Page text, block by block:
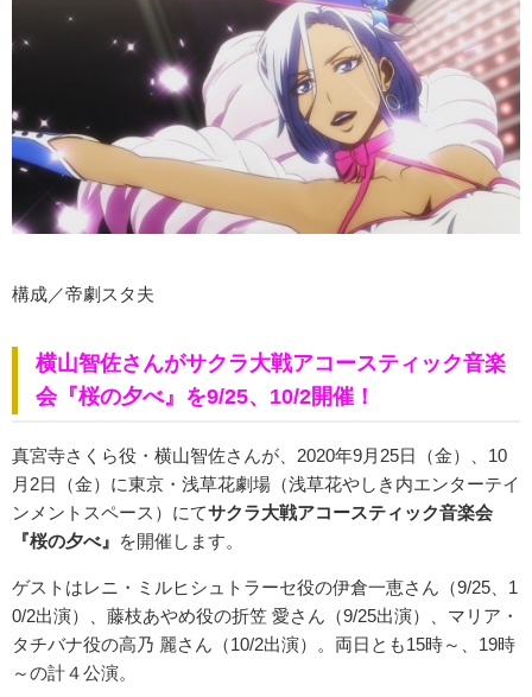
構成／帝劇スタ夫
横山智佐さんがサクラ大戦アコースティック音楽
会『桜の夕べ』を9/25、10/2開催！
真宮寺さくら役・横山智佐さんが、2020年9月25日（金）、10
月2日（金）に東京・浅草花劇場（浅草花やしき内エンターテイ
ンメントスペース）にてサクラ大戦アコースティック音楽会
『桜の夕べ』 を開催します。
ゲストはレニ・ミルヒシュトラーセ役の伊倉一恵さん（9/25、1
0/2出演）、藤枝あやめ役の折笠 愛さん（9/25出演）、マリア・
タチバナ役の高乃 麗さん（10/2出演）。両日とも15時～、19時
～の計４公演。